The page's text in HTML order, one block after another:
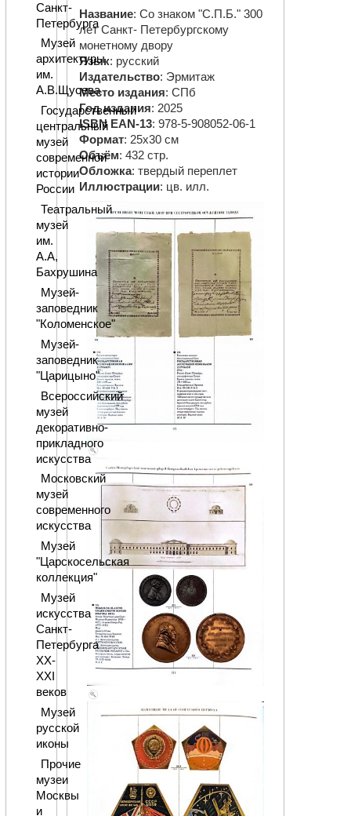
Название: Со знаком "С.П.Б." 300
лет Санкт- Петербургскому
монетному двору
Язык: русский
Издательство: Эрмитаж
Место издания: СПб
Год издания: 2025
ISBN EAN-13: 978-5-908052-06-1
Формат: 25х30 см
Объём: 432 стр.
Обложка: твердый переплет
Иллюстрации: цв. илл.
Санкт-
Петербурга
Музей
архитектуры
им.
А.В.Щусева
Государственный
центральный
музей
современной
истории
России
Театральный
музей
им.
А.А,
Бахрушина
Музей-
заповедник
"Коломенское"
Музей-
заповедник
"Царицыно"
Всероссийский
музей
декоративно-
прикладного
искусства
Московский
музей
современного
искусства
Музей
"Царскосельская
коллекция"
Музей
искусства
Санкт-
Петербурга
XX-
XXI
веков
Музей
русской
иконы
Прочие
музеи
Москвы
и